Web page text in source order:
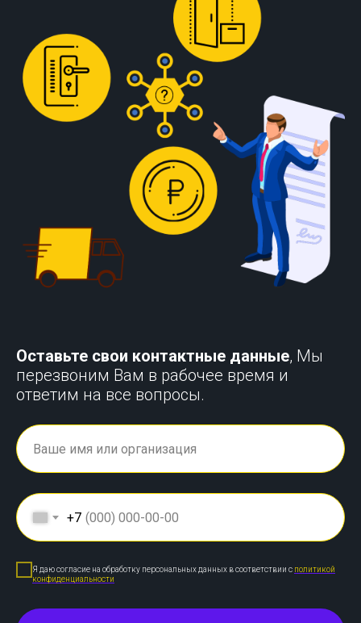
Оставьте свои контактные данные, Мы
перезвоним Вам в рабочее время и
ответим на все вопросы.
+7
Я даю согласие на обработку персональных данных в соответствии с политикой
конфиденциальности